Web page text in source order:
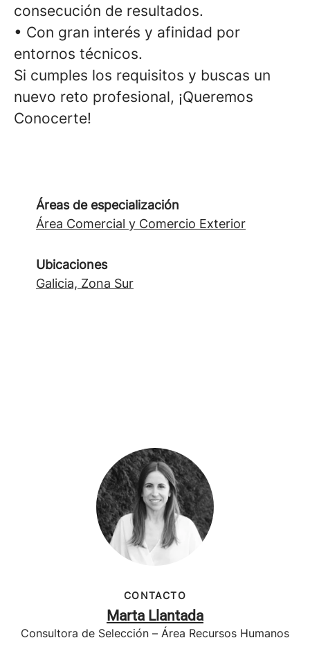
consecución de resultados.
• Con gran interés y afinidad por
entornos técnicos.
Si cumples los requisitos y buscas un
nuevo reto profesional, ¡Queremos
Conocerte!
Áreas de especialización
Área Comercial y Comercio Exterior
Ubicaciones
Galicia, Zona Sur
CONTACTO
Marta Llantada
Consultora de Selección – Área Recursos Humanos